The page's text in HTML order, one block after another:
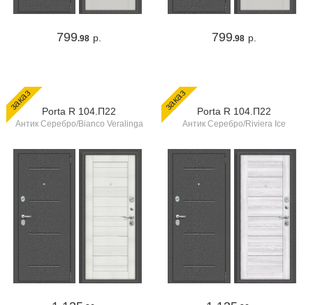
799.98 р. 799.98 р.
заказ Porta R 104.П22
Антик Серебро/Bianco Veralinga
заказ Porta R 104.П22
Антик Серебро/Riviera Ice